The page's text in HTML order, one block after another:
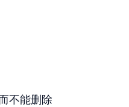
不能删除